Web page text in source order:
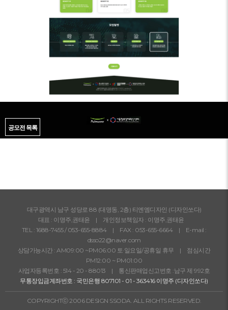
공모전 목록
대구광역시 남구 성당로 88 (대명동, 2층) 티엔엠디자인 (디자인쏘다)
대표 : 이명주,권태윤 | 개인정보책임자 : 이명주,권태윤
TEL : 1688-7455/ 053-655-8884| FAX : 053-655-6664 | E-mail :
dsso22@naver.com
상담가능시간 : AM09:00 ~PM06:00 토·일요일/공휴일 휴무 | 점심시간
PM12:00 ~ PM01:00
사업자등록번호 : 514 - 20 - 88013 | 통신판매업신고번호 :남구 제 992호
무통장입금계좌번호 : 국민은행 807101 - 01 - 363416 이명주 (디자인쏘다)
COPYRIGHTⓒ 2006 DESIGN SSODA. ALL RIGHTS RESERVED.